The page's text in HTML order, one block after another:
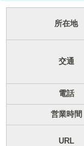
所在地
交通
電話
営業時間
URL